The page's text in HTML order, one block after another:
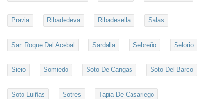
Pravia Ribadedeva Ribadesella Salas
San Roque Del Acebal Sardalla Sebreño Selorio
Siero Somiedo Soto De Cangas Soto Del Barco
Soto Luiñas Sotres Tapia De Casariego